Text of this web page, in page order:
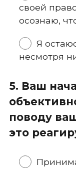
своей
осознаю,
Я
несмотря
5. Ваш
поводу
это